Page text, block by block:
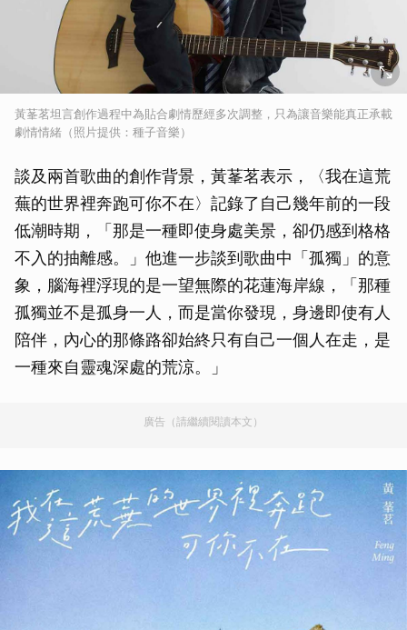
黃莑茗坦言創作過程中為貼合劇情歷經多次調整，只為讓音樂能真正承載
劇情情緒（照片提供：種子音樂）
談及兩首歌曲的創作背景，黃莑茗表示，〈我在這荒
蕪的世界裡奔跑可你不在〉記錄了自己幾年前的一段
低潮時期，「那是一種即使身處美景，卻仍感到格格
不入的抽離感。」他進一步談到歌曲中「孤獨」的意
象，腦海裡浮現的是一望無際的花蓮海岸線，「那種
孤獨並不是孤身一人，而是當你發現，身邊即使有人
陪伴，內心的那條路卻始終只有自己一個人在走，是
一種來自靈魂深處的荒涼。」
廣告（請繼續閱讀本文）